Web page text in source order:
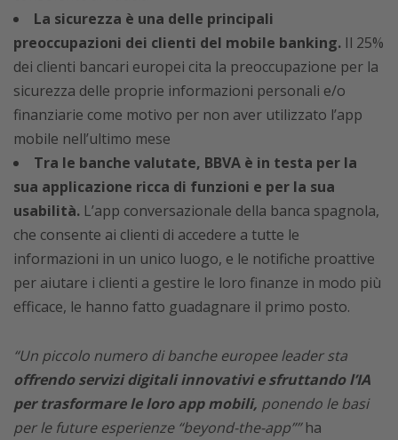
La sicurezza è una delle principali
preoccupazioni dei clienti del mobile banking. Il 25%
dei clienti bancari europei cita la preoccupazione per la
sicurezza delle proprie informazioni personali e/o
finanziarie come motivo per non aver utilizzato l’app
mobile nell’ultimo mese
Tra le banche valutate, BBVA è in testa per la
sua applicazione ricca di funzioni e per la sua
usabilità. L’app conversazionale della banca spagnola,
che consente ai clienti di accedere a tutte le
informazioni in un unico luogo, e le notifiche proattive
per aiutare i clienti a gestire le loro finanze in modo più
efficace, le hanno fatto guadagnare il primo posto.
“Un piccolo numero di banche europee leader sta
offrendo servizi digitali innovativi e sfruttando l’IA
per trasformare le loro app mobili, ponendo le basi
per le future esperienze “beyond-the-app””ha